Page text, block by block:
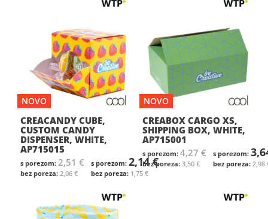
NOVO
CREACANDY CUBE,
CUSTOM CANDY
DISPENSER, WHITE,
AP715015
2,51 €
2,06 €
2,14 €
1,75 €
NOVO
CREABOX CARGO XS,
SHIPPING BOX, WHITE,
AP715001
4,27 €
3,50 € 2,98